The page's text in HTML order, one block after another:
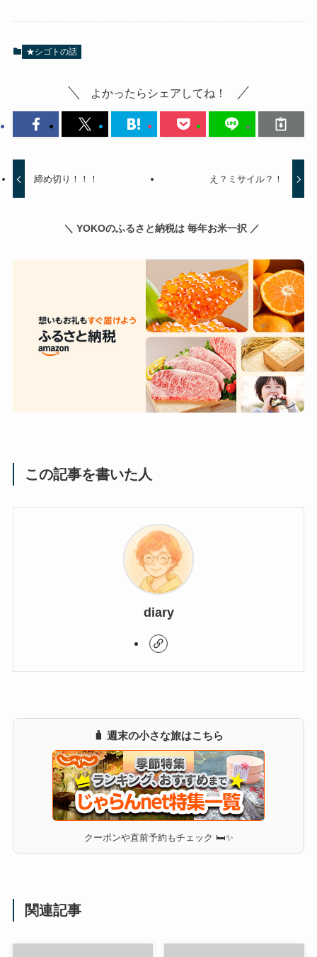
★シゴトの話
よかったらシェアしてね！
締め切り！！！ え？ミサイル？！
＼ YOKOのふるさと納税は 毎年お米一択 ／
この記事を書いた人
diary
🧳 週末の小さな旅はこちら
クーポンや直前予約もチェック 🛏✨
関連記事